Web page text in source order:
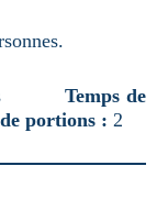
Temps de
portions : 2